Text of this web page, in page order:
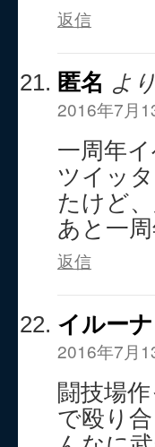
返信
匿名 よ
2016年7月
一周年
ツイッ
たけど
あと一
返信
イルー
2016年7月
闘技場
で殴り